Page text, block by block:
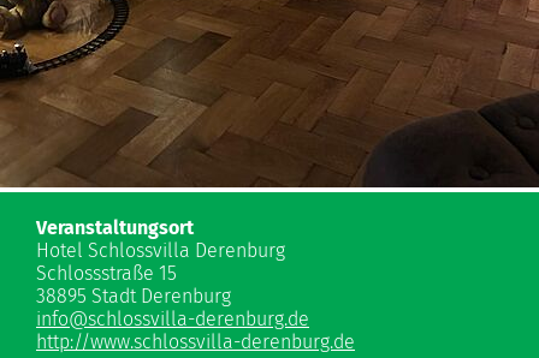
Veranstaltungsort
Hotel Schlossvilla Derenburg
Schlossstraße 15
38895 Stadt Derenburg
info@schlossvilla-derenburg.de
http://www.schlossvilla-derenburg.de